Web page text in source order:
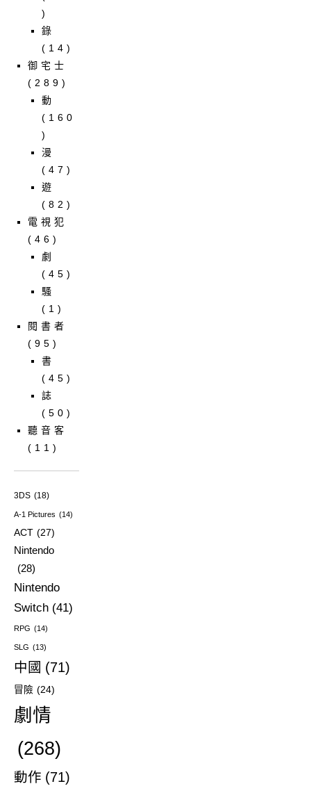
)
錄
(14)
御宅士
(289)
動
(160
)
漫
(47)
遊
(82)
電視犯
(46)
劇
(45)
騷
(1)
閱書者
(95)
書
(45)
誌
(50)
聽音客
(11)
3DS (18)
A-1 Pictures (14)
ACT (27)
Nintendo
(28)
Nintendo
Switch (41)
RPG (14)
SLG (13)
中國 (71)
冒險 (24)
劇情
(268)
動作 (71)